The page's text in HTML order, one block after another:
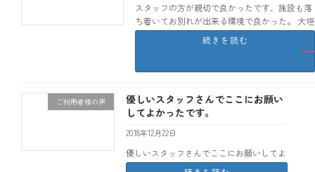
スタッフの方が親切で良かったです、施設も落
ち着いてお別れが出来る環境で良かった。 大垣
市 Y
続きを読む
ご利用者様の声
優しいスタッフさんでここにお願い
してよかったです。
2018年12月22日
優しいスタッフさんでここにお願いしてよ
かったです。 桑名市 U